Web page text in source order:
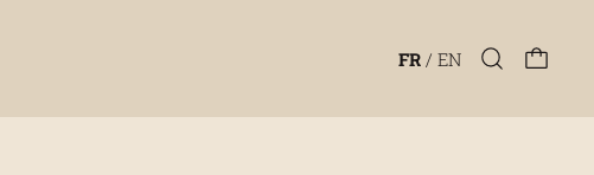
FR / EN